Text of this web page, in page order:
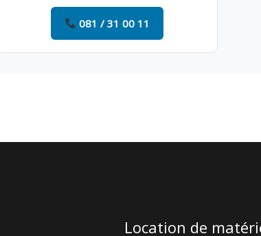
081 / 31 00 11
Location de